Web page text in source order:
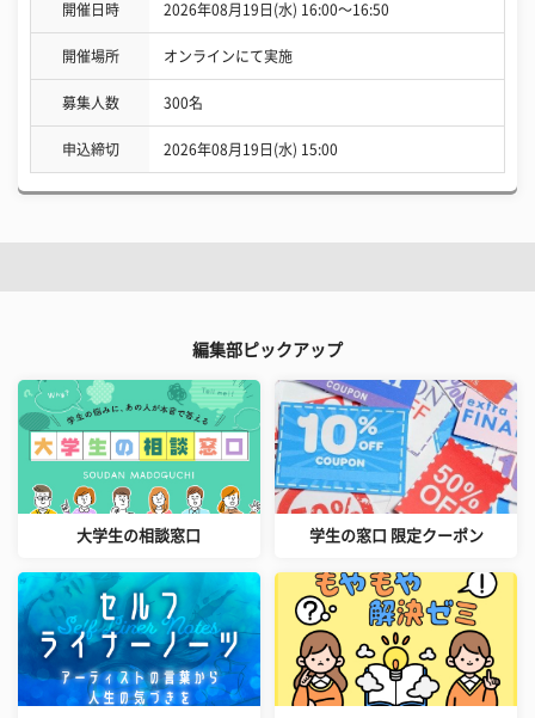
開催日時 2026年08月19日(水) 16:00〜16:50
開催場所 オンラインにて実施
募集人数 300名
申込締切 2026年08月19日(水) 15:00
編集部ピックアップ
大学生の相談窓口 学生の窓口 限定クーポン